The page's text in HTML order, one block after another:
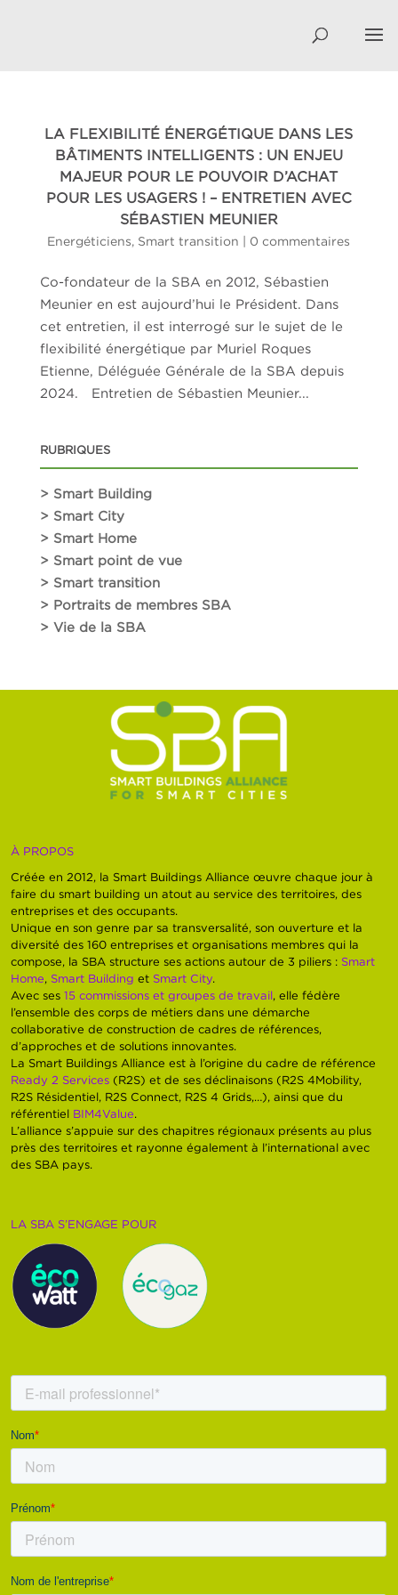
LA FLEXIBILITÉ ÉNERGÉTIQUE DANS LES
BÂTIMENTS INTELLIGENTS : UN ENJEU
MAJEUR POUR LE POUVOIR D’ACHAT
POUR LES USAGERS ! – ENTRETIEN AVEC
SÉBASTIEN MEUNIER
Energéticiens, Smart transition 0 commentaires
Co-fondateur de la SBA en 2012, Sébastien
Meunier en est aujourd’hui le Président. Dans
cet entretien, il est interrogé sur le sujet de le
flexibilité énergétique par Muriel Roques
Etienne, Déléguée Générale de la SBA depuis
2024. Entretien de Sébastien Meunier...
RUBRIQUES
> Smart Building
> Smart City
> Smart Home
> Smart point de vue
> Smart transition
> Portraits de membres SBA
> Vie de la SBA
À PROPOS
Créée en 2012, la Smart Buildings Alliance œuvre chaque jour à
faire du smart building un atout au service des territoires, des
entreprises et des occupants.
Unique en son genre par sa transversalité, son ouverture et la
diversité des 160 entreprises et organisations membres qui la
compose, la SBA structure ses actions autour de 3 piliers : Smart
Home, Smart Building et Smart City.
Avec ses15 commissions et groupes de travail, elle fédère
l’ensemble des corps de métiers dans une démarche
collaborative de construction de cadres de références,
d’approches et de solutions innovantes.
La Smart Buildings Alliance est à l’origine du cadre de référence
Ready 2 Services (R2S) et de ses déclinaisons (R2S 4Mobility,
R2S Résidentiel, R2S Connect, R2S 4 Grids,…), ainsi que du
référentiel BIM4Value.
L’alliance s’appuie sur des chapitres régionaux présents au plus
près des territoires et rayonne également à l’international avec
des SBA pays.
LA SBA S’ENGAGE POUR